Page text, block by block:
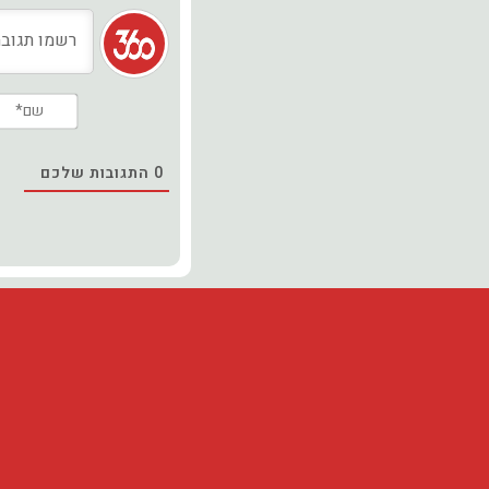
0 התגובות שלכם